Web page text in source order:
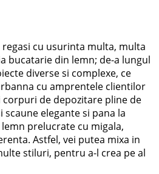
cu usurinta multa, multa
bucatarie din lemn; de-a lungul
diverse si complexe, ce
cu amprentele clientilor
de depozitare pline de
elegante si pana la
prelucrate cu migala,
Astfel, vei putea mixa in
stiluri, pentru a-l crea pe al